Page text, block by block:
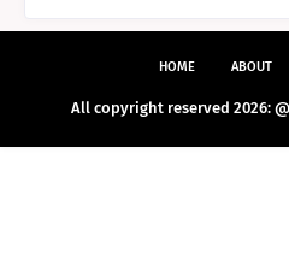
HOME ABOUT
All copyright reserved 2026: